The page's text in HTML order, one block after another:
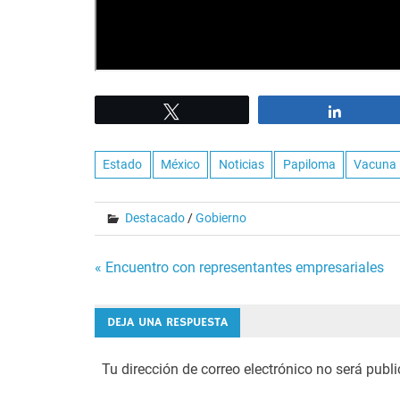
Estado México Noticias Papiloma Vacuna
Destacado/Gobierno
Navegación
de
entradas
« Encuentro con representantes empresariales
DEJA UNA RESPUESTA
Tu dirección de correo electrónico no será